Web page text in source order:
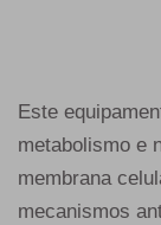
Este
metabolismo e
membrana
mecanismos